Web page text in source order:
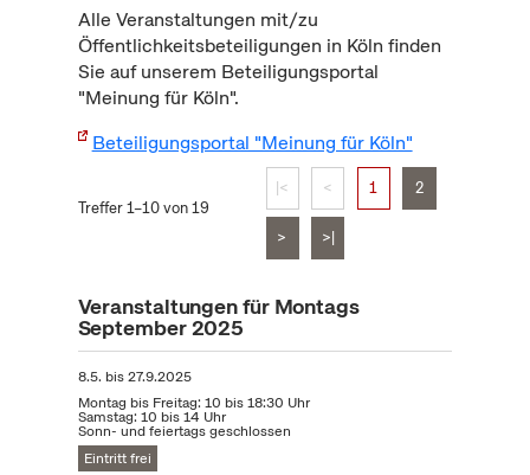
Alle Veranstaltungen mit/zu
Öffentlichkeitsbeteiligungen in Köln finden
Sie auf unserem Beteiligungsportal
"Meinung für Köln".
Beteiligungsportal "Meinung für Köln"
Treffer 1–10 von 19
|< < 1 2
> >|
Veranstaltungen für Montags
September 2025
8.5. bis27.9.2025
Montag bis Freitag: 10 bis 18:30 Uhr
Samstag: 10 bis 14 Uhr
Sonn- und feiertags geschlossen
Eintritt frei